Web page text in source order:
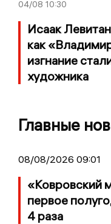
04/08 10:30
Исаак
как
изгнание
художника
Главные
08/08/2026 09:01
«Ковровский
первое
4 раза